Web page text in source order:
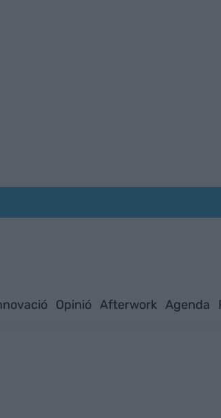
Opinió Afterwork Agenda